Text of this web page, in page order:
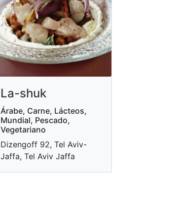
La-shuk
Árabe, Carne, Lácteos,
Mundial, Pescado,
Vegetariano
Dizengoff 92, Tel Aviv-
Jaffa, Tel Aviv Jaffa